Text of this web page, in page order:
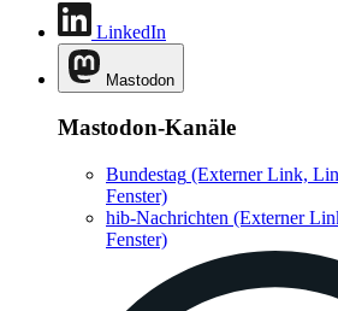
LinkedIn
Mastodon
Mastodon-Kanäle
Bundestag (Externer Link,
Fenster)
hib-Nachrichten (Externer
Fenster)